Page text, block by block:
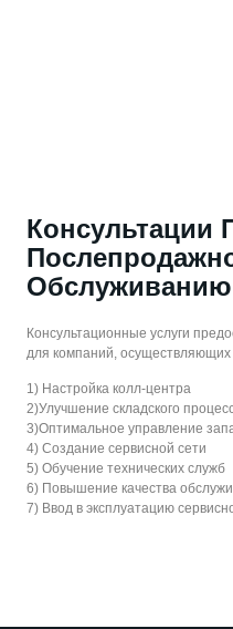
Консультации
Обслуживанию
Консультационные услуги
для компаний,
1) Настройка колл-центра
2)Улучшение складского
3)Оптимальное управление
4) Создание сервисной сети
5) Обучение технических служб
6) Повышение качества
7) Ввод в эксплуатацию